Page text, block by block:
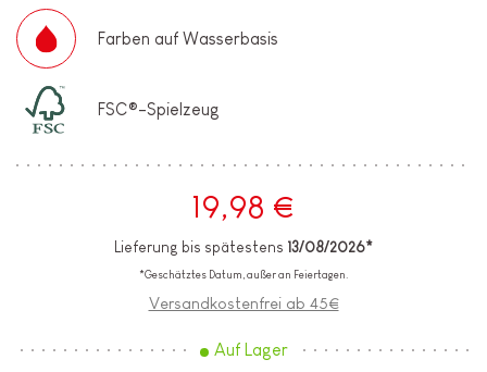
Farben auf Wasserbasis
FSC®-Spielzeug
19,98 €
Lieferung bis spätestens 13/08/2026*
*Geschätztes Datum, außer an Feiertagen.
Versandkostenfrei ab 45€
Auf Lager